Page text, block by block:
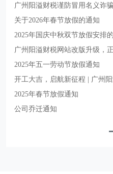
广州阳溢财税谨防冒用名义诈
关于2026年春节放假的通知
2025年国庆中秋双节放假安排
广州阳溢财税网站改版升级，
2025年五一劳动节放假通知
开工大吉，启航新征程 | 广州阳
2025年春节放假通知
公司乔迁通知